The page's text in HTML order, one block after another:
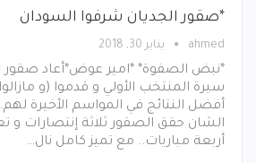
*صقور الجديان شرفوا السودان
ahmed يناير 30, 2018
*نبض الصفوة* *امير عوض*أعاد صقور
سيرة المنتخب الأولي و قدموا (و
أفضل النتائج في المواسم الأخيرة
الشان حقق الصقور ثلاثة إنتصارات و
أربعة مباريات.. مع تميز كامل نال…